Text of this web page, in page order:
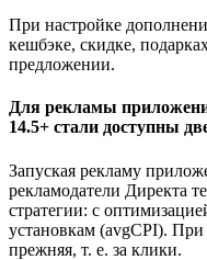
При настройке
кешбэке, скидке,
предложении.
Для рекламы
14.5+ стали доступны
Запуская рекламу
рекламодатели Директа
стратегии: с
установкам (avgCPI).
прежняя, т. е. за клики.